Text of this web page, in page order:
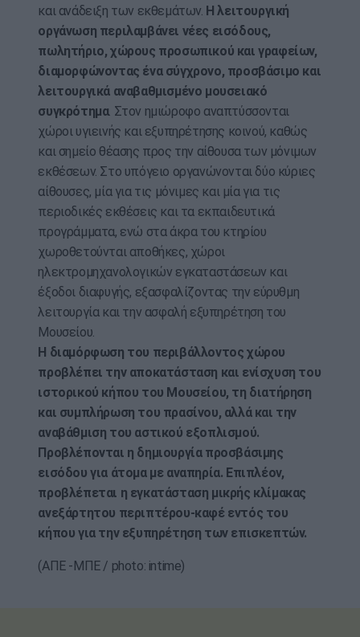
και ανάδειξη των εκθεμάτων. Η λειτουργική
οργάνωση περιλαμβάνει νέες εισόδους,
πωλητήριο, χώρους προσωπικού και γραφείων,
διαμορφώνοντας ένα σύγχρονο, προσβάσιμο και
λειτουργικά αναβαθμισμένο μουσειακό
συγκρότημα. Στον ημιώροφο αναπτύσσονται
χώροι υγιεινής και εξυπηρέτησης κοινού, καθώς
και σημείο θέασης προς την αίθουσα των μόνιμων
εκθέσεων. Στο υπόγειο οργανώνονται δύο κύριες
αίθουσες, μία για τις μόνιμες και μία για τις
περιοδικές εκθέσεις και τα εκπαιδευτικά
προγράμματα, ενώ στα άκρα του κτηρίου
χωροθετούνται αποθήκες, χώροι
ηλεκτρομηχανολογικών εγκαταστάσεων και
έξοδοι διαφυγής, εξασφαλίζοντας την εύρυθμη
λειτουργία και την ασφαλή εξυπηρέτηση του
Μουσείου.
Η διαμόρφωση του περιβάλλοντος χώρου
προβλέπει την αποκατάσταση και ενίσχυση του
ιστορικού κήπου του Μουσείου, τη διατήρηση
και συμπλήρωση του πρασίνου, αλλά και την
αναβάθμιση του αστικού εξοπλισμού.
Προβλέπονται η δημιουργία προσβάσιμης
εισόδου για άτομα με αναπηρία. Επιπλέον,
προβλέπεται η εγκατάσταση μικρής κλίμακας
ανεξάρτητου περιπτέρου-καφέ εντός του
κήπου για την εξυπηρέτηση των επισκεπτών.
(ΑΠΕ -ΜΠΕ / photo: intime)